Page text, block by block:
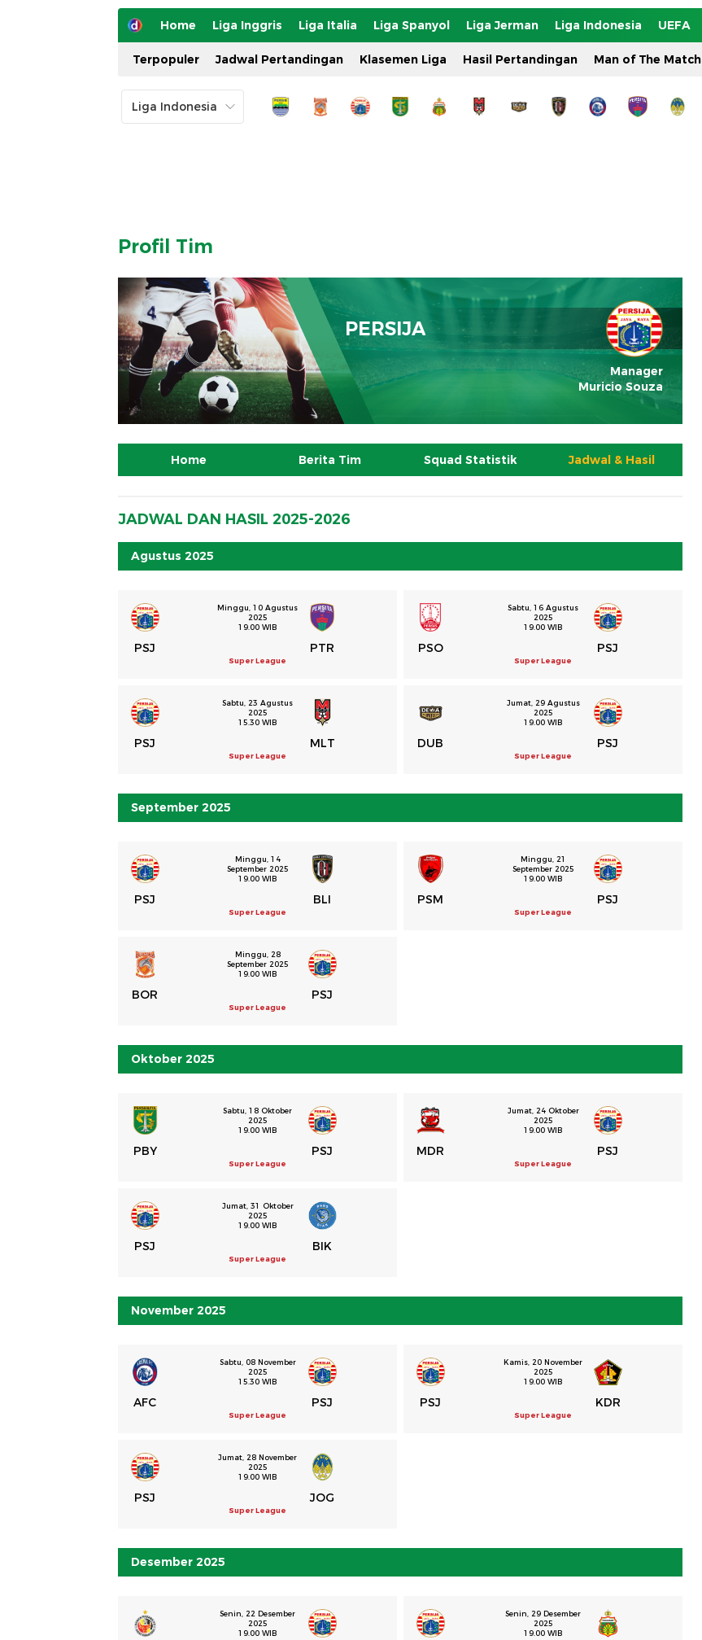
Home Liga Inggris Liga Italia Liga Spanyol Liga Jerman Liga Indonesia UEFA
Terpopuler Jadwal Pertandingan Klasemen Liga Hasil Pertandingan Man of The Match
Profil Tim
PERSIJA
Manager
Muricio Souza
Home Berita Tim Squad Statistik Jadwal & Hasil
JADWAL DAN HASIL 2025-2026
Agustus 2025
PSJ
Minggu, 10 Agustus
2025
19.00 WIB
PTR
Super League
PSO
Sabtu, 16 Agustus
2025
19.00 WIB
PSJ
Super League
PSJ
Sabtu, 23 Agustus
2025
15.30 WIB
MLT
Super League
DUB
Jumat, 29 Agustus
2025
19.00 WIB
PSJ
Super League
September 2025
PSJ
Minggu, 14
September 2025
19.00 WIB
BLI
Super League
PSM
Minggu, 21
September 2025
19.00 WIB
PSJ
Super League
BOR
Minggu, 28
September 2025
19.00 WIB
PSJ
Super League
Oktober 2025
PBY
Sabtu, 18 Oktober
2025
19.00 WIB
PSJ
Super League
MDR
Jumat, 24 Oktober
2025
19.00 WIB
PSJ
Super League
PSJ
Jumat, 31 Oktober
2025
19.00 WIB
BIK
Super League
November 2025
AFC
Sabtu, 08 November
2025
15.30 WIB
PSJ
Super League
PSJ
Kamis, 20 November
2025
19.00 WIB
KDR
Super League
PSJ
Jumat, 28 November
2025
19.00 WIB
JOG
Super League
Desember 2025
Senin, 22 Desember
2025
19.00 WIB
Senin, 29 Desember
2025
19.00 WIB